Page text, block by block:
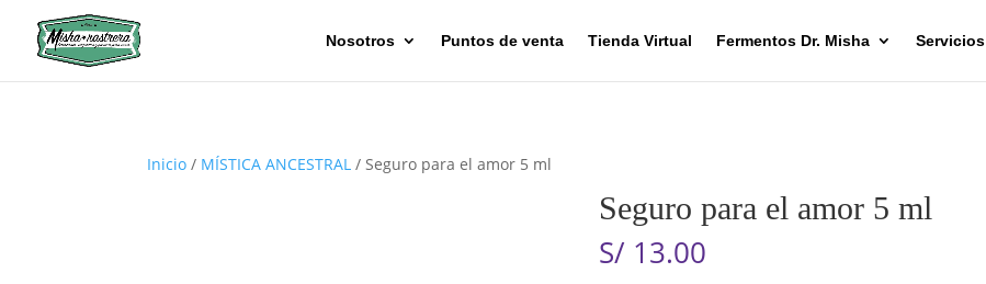
Nosotros Puntos de venta Tienda Virtual Fermentos Dr. Misha Servicios
Inicio / MÍSTICA ANCESTRAL / Seguro para el amor 5 ml
Seguro para el amor 5 ml
S/ 13.00